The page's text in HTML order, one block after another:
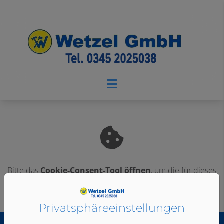
Bitte das Cookie-Consent-Tool öffnen, um die für dieses
Privatsphäre­einstellungen